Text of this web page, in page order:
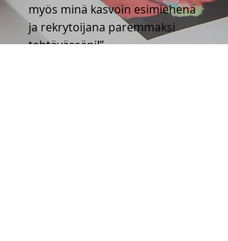
myös minä kasvoin esimiehenä
ja rekrytoijana paremmaksi
tehtävässäni!”